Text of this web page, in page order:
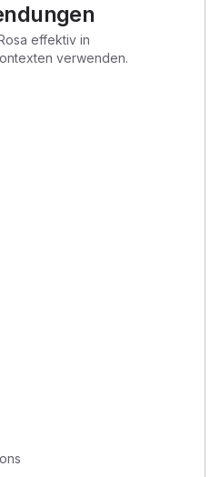
effektiv in
verwenden.